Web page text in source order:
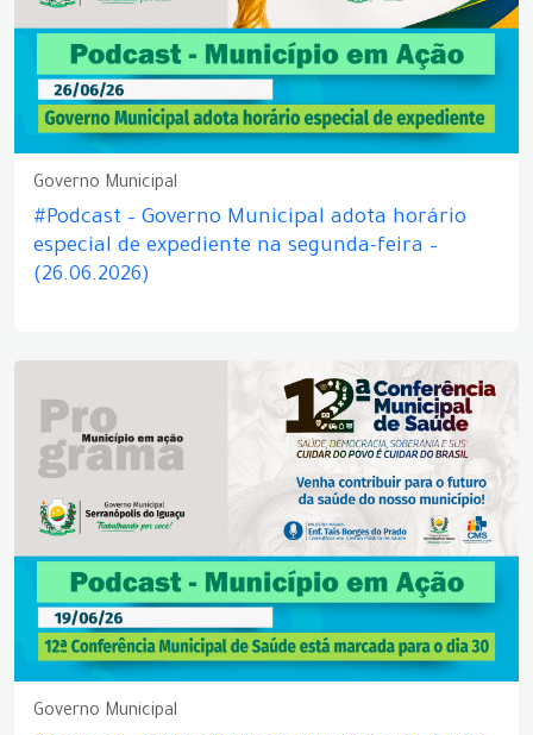
Governo Municipal
#Podcast – Governo Municipal adota horário
especial de expediente na segunda-feira –
(26.06.2026)
Governo Municipal